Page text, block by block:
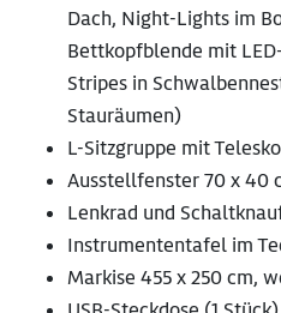
Dach, Night-Lights im
Bettkopfblende mit
Stripes in
Stauräumen)
L-Sitzgruppe mit
Ausstellfenster 70 x 40
Lenkrad und
Instrumententafel im
Markise 455 x 250 cm,